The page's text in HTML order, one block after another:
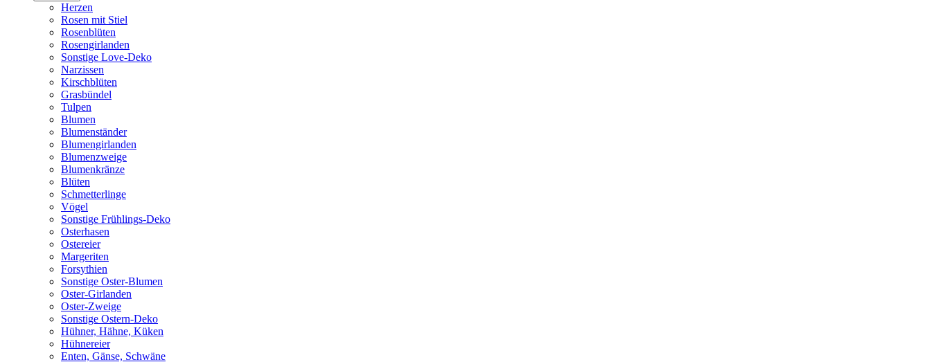
Herzen
Rosen mit Stiel
Rosenblüten
Rosengirlanden
Sonstige Love-Deko
Narzissen
Kirschblüten
Grasbündel
Tulpen
Blumen
Blumenständer
Blumengirlanden
Blumenzweige
Blumenkränze
Blüten
Schmetterlinge
Vögel
Sonstige Frühlings-Deko
Osterhasen
Ostereier
Margeriten
Forsythien
Sonstige Oster-Blumen
Oster-Girlanden
Oster-Zweige
Sonstige Ostern-Deko
Hühner, Hähne, Küken
Hühnereier
Enten, Gänse, Schwäne